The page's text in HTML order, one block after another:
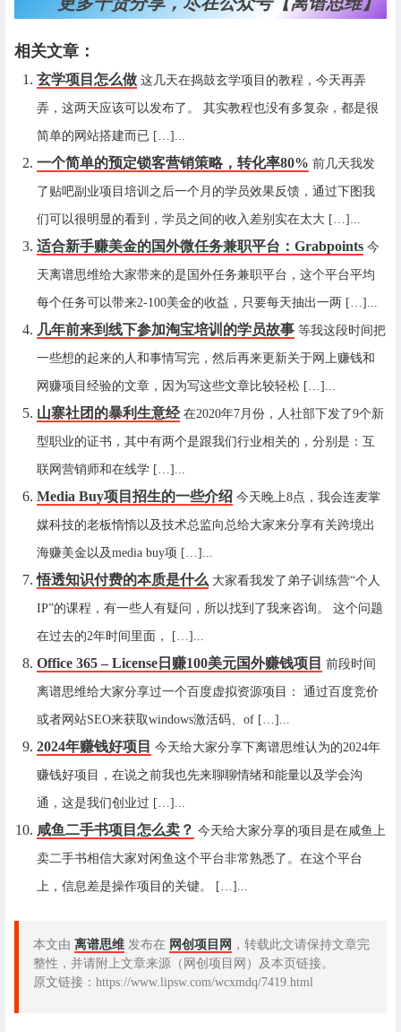
相关文章：
玄学项目怎么做 这几天在捣鼓玄学项目的教程，今天再弄
弄，这两天应该可以发布了。 其实教程也没有多复杂，都是很
简单的网站搭建而已 […]...
一个简单的预定锁客营销策略，转化率80% 前几天我发
了贴吧副业项目培训之后一个月的学员效果反馈，通过下图我
们可以很明显的看到，学员之间的收入差别实在太大 […]...
适合新手赚美金的国外微任务兼职平台：Grabpoints 今
天离谱思维给大家带来的是国外任务兼职平台，这个平台平均
每个任务可以带来2-100美金的收益，只要每天抽出一两 […]...
几年前来到线下参加淘宝培训的学员故事 等我这段时间把
一些想的起来的人和事情写完，然后再来更新关于网上赚钱和
网赚项目经验的文章，因为写这些文章比较轻松 […]...
山寨社团的暴利生意经 在2020年7月份，人社部下发了9个新
型职业的证书，其中有两个是跟我们行业相关的，分别是：互
联网营销师和在线学 […]...
Media Buy项目招生的一些介绍 今天晚上8点，我会连麦掌
媒科技的老板惰惰以及技术总监向总给大家来分享有关跨境出
海赚美金以及media buy项 […]...
悟透知识付费的本质是什么 大家看我发了弟子训练营“个人
IP”的课程，有一些人有疑问，所以找到了我来咨询。 这个问题
在过去的2年时间里面， […]...
Office 365 – License日赚100美元国外赚钱项目 前段时间
离谱思维给大家分享过一个百度虚拟资源项目： 通过百度竞价
或者网站SEO来获取windows激活码、of […]...
2024年赚钱好项目 今天给大家分享下离谱思维认为的2024年
赚钱好项目，在说之前我也先来聊聊情绪和能量以及学会沟
通，这是我们创业过 […]...
咸鱼二手书项目怎么卖？ 今天给大家分享的项目是在咸鱼上
卖二手书相信大家对闲鱼这个平台非常熟悉了。在这个平台
上，信息差是操作项目的关键。 […]...
本文由 离谱思维 发布在 网创项目网 ，转载此文请保持文章完
整性，并请附上文章来源（网创项目网）及本页链接。
原文链接：https://www.lipsw.com/wcxmdq/7419.html